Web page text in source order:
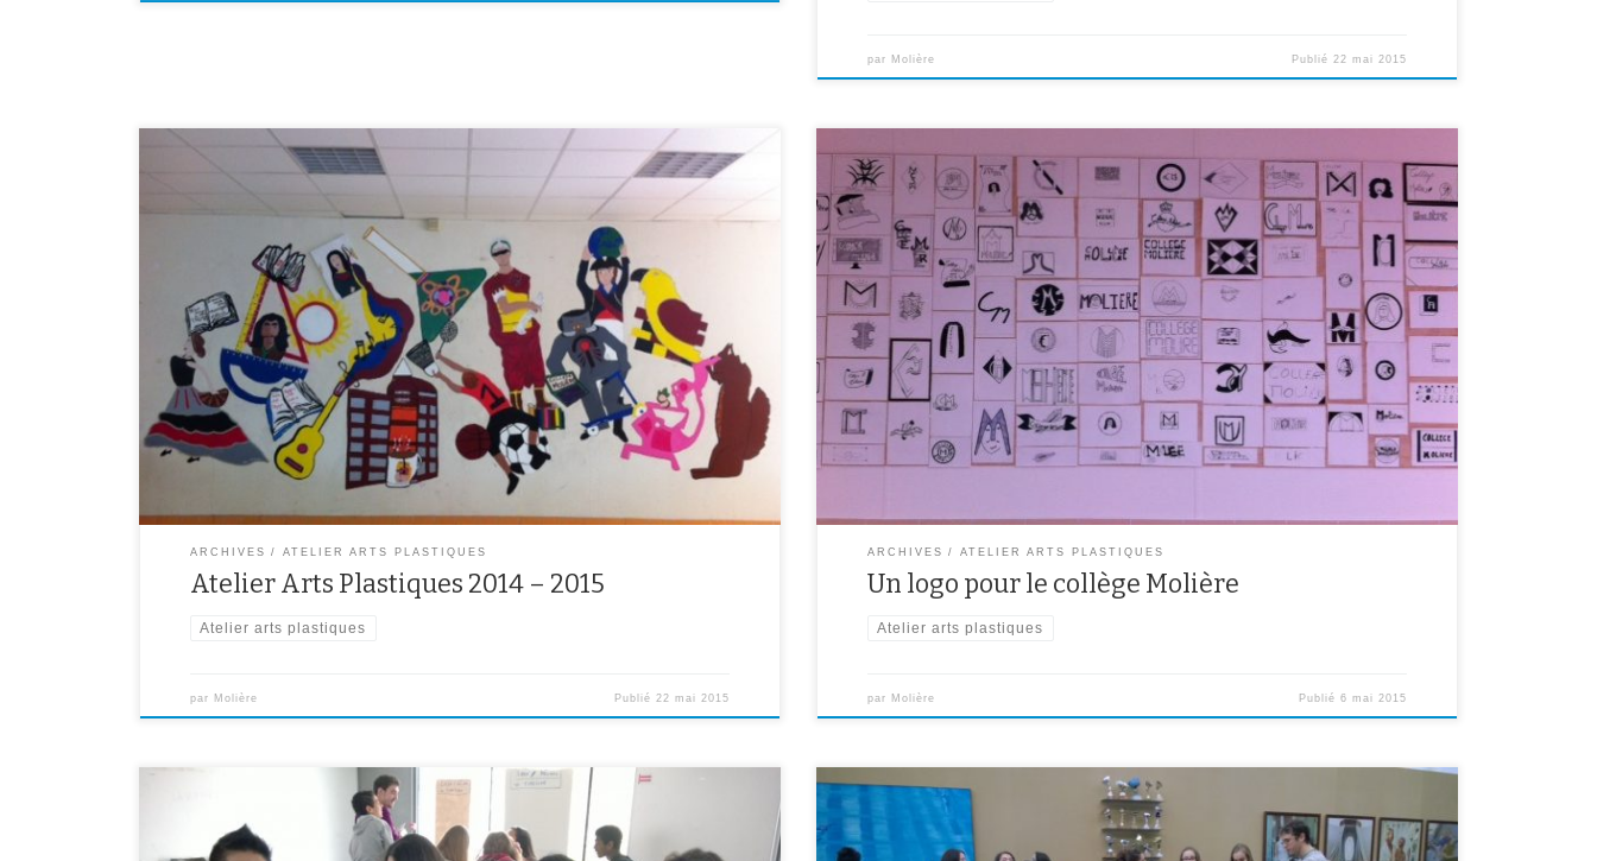
par Molière Publié 22 mai 2015
Atelier Arts Plastiques 2014-2015 « Faire une fresque au collège » Cette année scolaire,
les élèves de l’atelier Arts Plastiques ont réalisé une fresque monumentale sur le mur du
réfectoire du collège. Cette fresque représente toutes les disciplines enseignées au
collège Molière. Pour chacune d’entre elles, plusieurs attributs (éléments caractérisant
les […]
ARCHIVES ATELIER ARTS PLASTIQUES
Atelier Arts Plastiques 2014 – 2015
Atelier arts plastiques
par Molière Publié 22 mai 2015
Un logo pour le Collège Molière Consigne : Rechercher et réaliser en noir et blanc un
logo pour le collège Molière. Les élèves des classes de 4ème sont conviés à créer un
logo pour le collège Molière. 15 logos ( 3 par classe de 4ème) ont été sélectionnés par
Madame Aubert, […]
ARCHIVES ATELIER ARTS PLASTIQUES
Un logo pour le collège Molière
Atelier arts plastiques
par Molière Publié6 mai 2015